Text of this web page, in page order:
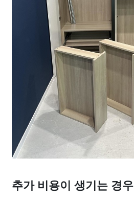
추가 비용이 생기는 경우